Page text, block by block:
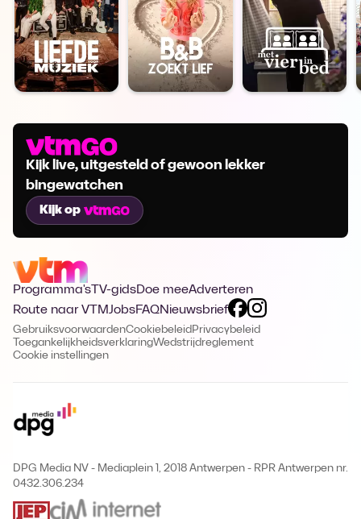
Kijk live, uitgesteld of gewoon lekker
bingewatchen
Kijk op
Programma's TV-gidsDoe meeAdverteren
Route naar VTMJobsFAQNieuwsbrief
GebruiksvoorwaardenCookiebeleid Privacybeleid
ToegankelijkheidsverklaringWedstrijdreglement
Cookie instellingen
DPG Media NV - Mediaplein 1, 2018 Antwerpen - RPR Antwerpen nr.
0432.306.234